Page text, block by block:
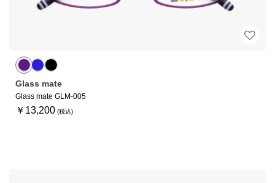
Glass mate
Glass mate GLM-005
￥13,200